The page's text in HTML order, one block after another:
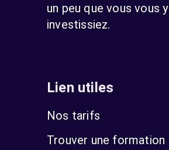
un peu que vous vous y
investissiez.
Lien utiles
Nos tarifs
Trouver une formation